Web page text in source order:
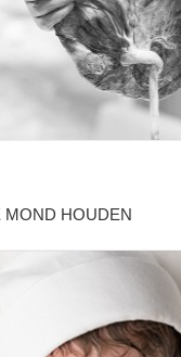
MOND HOUDEN